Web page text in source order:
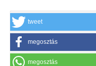
tweet
megosztás
megosztás